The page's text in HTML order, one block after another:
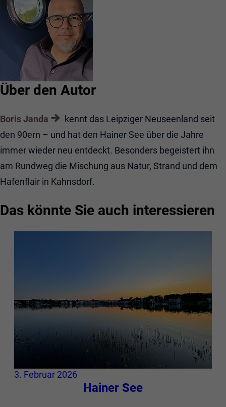
Über den Autor
Boris Janda
kennt das Leipziger Neuseenland seit
den 90ern – und hat den Hainer See über die Jahre
immer wieder neu entdeckt. Besonders begeistert ihn
am Rundweg die Mischung aus Natur, Strand und dem
Hafenflair in Kahnsdorf.
Das könnte Sie auch interessieren
3. Februar 2026
Hainer See